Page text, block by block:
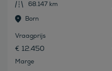
68.147 km
Born
Vraagprijs
€ 12.450
Marge